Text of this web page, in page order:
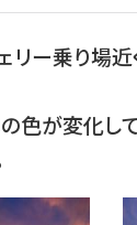
リー乗り場
色が変化し